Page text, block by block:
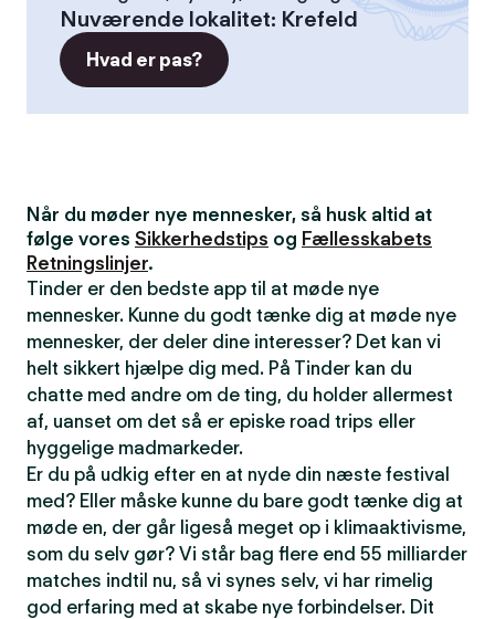
Nuværende lokalitet: Krefeld
Hvad er pas?
Når du møder nye mennesker, så husk altid at
følge vores Sikkerhedstips og Fællesskabets
Retningslinjer.
Tinder er den bedste app til at møde nye
mennesker. Kunne du godt tænke dig at møde nye
mennesker, der deler dine interesser? Det kan vi
helt sikkert hjælpe dig med. På Tinder kan du
chatte med andre om de ting, du holder allermest
af, uanset om det så er episke road trips eller
hyggelige madmarkeder.
Er du på udkig efter en at nyde din næste festival
med? Eller måske kunne du bare godt tænke dig at
møde en, der går ligeså meget op i klimaaktivisme,
som du selv gør? Vi står bag flere end 55 milliarder
matches indtil nu, så vi synes selv, vi har rimelig
god erfaring med at skabe nye forbindelser. Dit